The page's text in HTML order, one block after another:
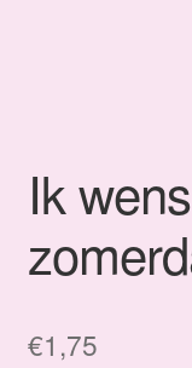
Fanmail
Contact
Ik
€1,75